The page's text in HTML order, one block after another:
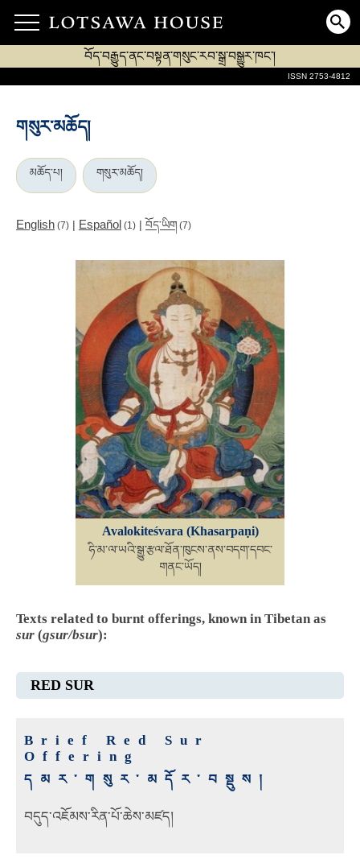
བོད་བརྒྱུད་ནང་བསྟན་གསུང་རབ་སྒྲ་བསྒྱུར་ཁང་།
ISSN 2753-4812
གསུར་མཆོད།
མཆོད་པ། གསུར་མཆོད།
English (7) | Español (1) | བོད་ཡིག (7)
Avalokiteśvara (Khasarpaṇi)
ཧི་མ་ལ་ཡའི་སྒྱུ་རྩལ་ཐོན་ཁུངས་ནས་བདག་དབང་
གནང་ཡོད།
Texts related to burnt offerings, known in Tibetan as
sur (gsur/bsur):
RED SUR
Brief Red Sur
Offering
དམར་གསུར་མདོར་བསྡུས།
བདུད་འཇོམས་རིན་པོ་ཆེས་མཛད།